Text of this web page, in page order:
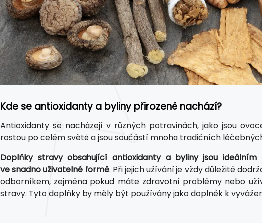
Kde se antioxidanty a byliny přirozeně nachází?
Antioxidanty se nacházejí v různých potravinách, jako jsou
rostou po celém světě a jsou součástí mnoha tradičních
Doplňky stravy obsahující antioxidanty a byliny jsou
ve snadno uživatelné formě. Při jejich užívání je vždy důležité
odborníkem, zejména pokud máte zdravotní problémy nebo
stravy. Tyto doplňky by měly být používány jako doplněk k